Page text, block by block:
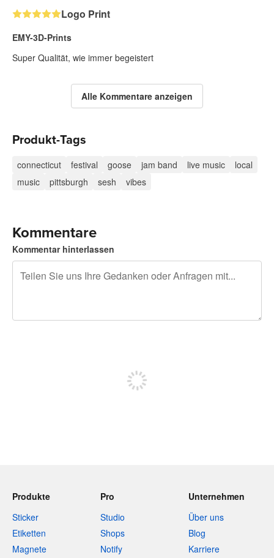
Logo Print
EMY-3D-Prints
Super Qualität, wie immer begeistert
Alle Kommentare anzeigen
Produkt-Tags
connecticut festival goose jam band live music
local
music
pittsburgh sesh vibes
Kommentare
Kommentar hinterlassen
Produkte
Sticker
Etiketten
Magnete
Pro
Studio
Shops
Notify
Unternehmen
Über uns
Blog
Karriere